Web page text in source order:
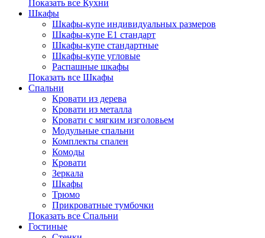
Показать все Кухни
Шкафы
Шкафы-купе индивидуальных размеров
Шкафы-купе Е1 стандарт
Шкафы-купе стандартные
Шкафы-купе угловые
Распашные шкафы
Показать все Шкафы
Спальни
Кровати из дерева
Кровати из металла
Кровати с мягким изголовьем
Модульные спальни
Комплекты спален
Комоды
Кровати
Зеркала
Шкафы
Трюмо
Прикроватные тумбочки
Показать все Спальни
Гостиные